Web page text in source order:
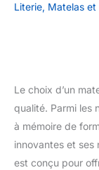
Literie, Matelas et
Le choix d’un
qualité. Parmi les
à mémoire de
innovantes et
est conçu pour